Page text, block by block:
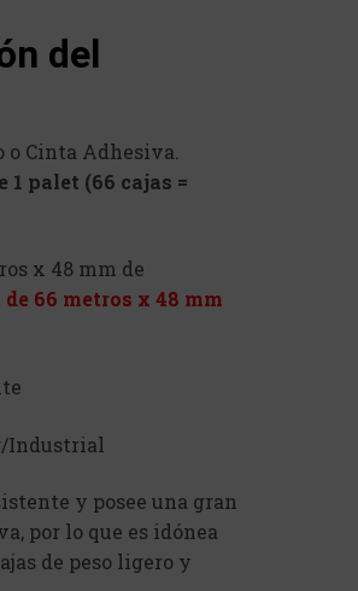
del
o Cinta Adhesiva.
1 palet (66 cajas =
x 48 mm de
66 metros x 48 mm
Industrial
y posee una gran
por lo que es idónea
de peso ligero y